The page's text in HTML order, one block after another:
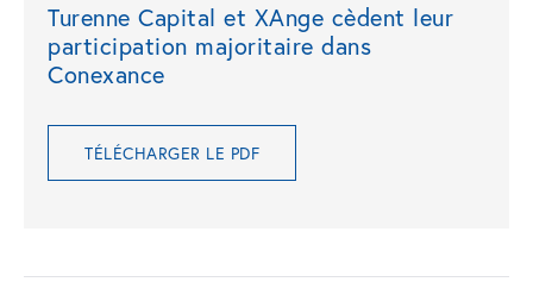
Turenne Capital et XAnge cèdent leur
participation majoritaire dans
Conexance
TÉLÉCHARGER LE PDF